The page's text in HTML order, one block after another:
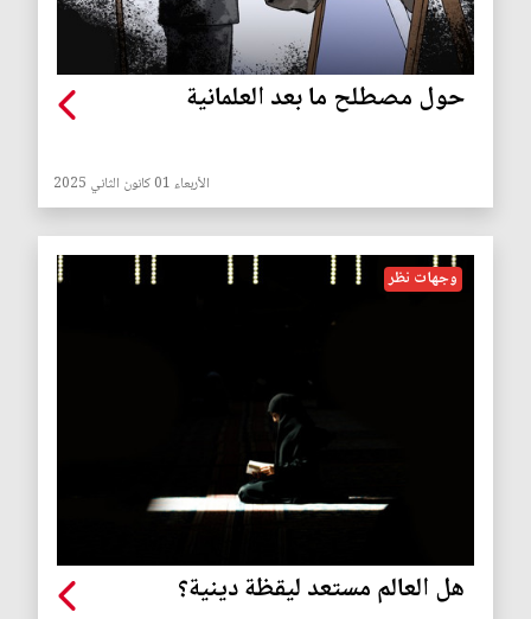
حول مصطلح ما بعد العلمانية
الأربعاء 01 كانون الثاني 2025
وجهات نظر
هل العالم مستعد ليقظة دينية؟